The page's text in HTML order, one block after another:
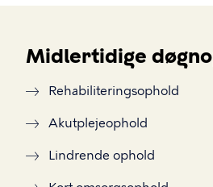
Midlertidige
Rehabiliteringsophold
Akutplejeophold
Lindrende ophold